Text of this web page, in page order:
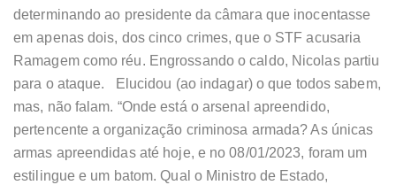
determinando ao presidente da câmara que inocentasse
em apenas dois, dos cinco crimes, que o STF acusaria
Ramagem como réu. Engrossando o caldo, Nicolas partiu
para o ataque. Elucidou (ao indagar) o que todos sabem,
mas, não falam. “Onde está o arsenal apreendido,
pertencente a organização criminosa armada? As únicas
armas apreendidas até hoje, e no 08/01/2023, foram um
estilingue e um batom. Qual o Ministro de Estado,